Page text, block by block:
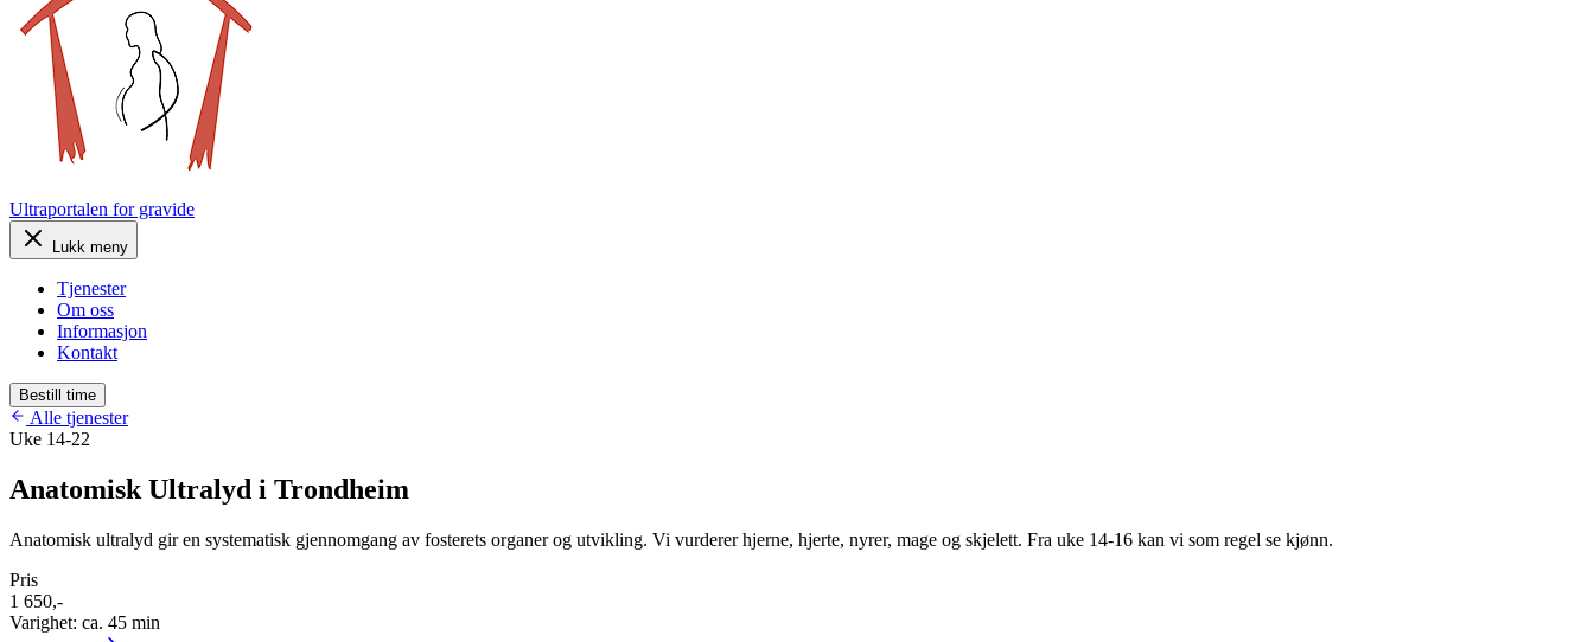
Ultraportalen for gravide
Lukk meny
Tjenester
Om oss
Informasjon
Kontakt
Bestill time
Alle tjenester
Uke 14-22
Anatomisk Ultralyd i Trondheim
Anatomisk ultralyd gir en systematisk gjennomgang av fosterets organer og utvikling. Vi vurderer hjerne, hjerte, nyrer, mage og skjelett. Fra uke 14-16 kan vi som regel se kjønn.
Pris
1 650,-
Varighet: ca. 45 min